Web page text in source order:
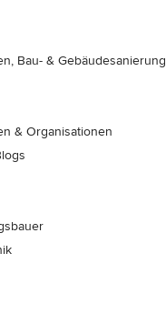
Bau- & Gebäudesanierung
& Organisationen